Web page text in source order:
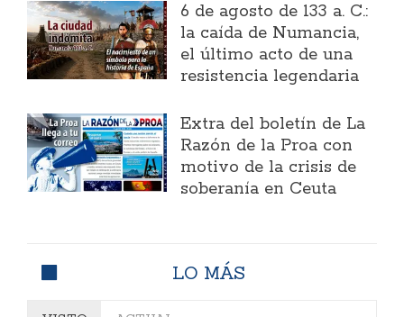
6 de agosto de 133 a. C.:
la caída de Numancia,
el último acto de una
resistencia legendaria
Extra del boletín de La
Razón de la Proa con
motivo de la crisis de
soberanía en Ceuta
LO MÁS